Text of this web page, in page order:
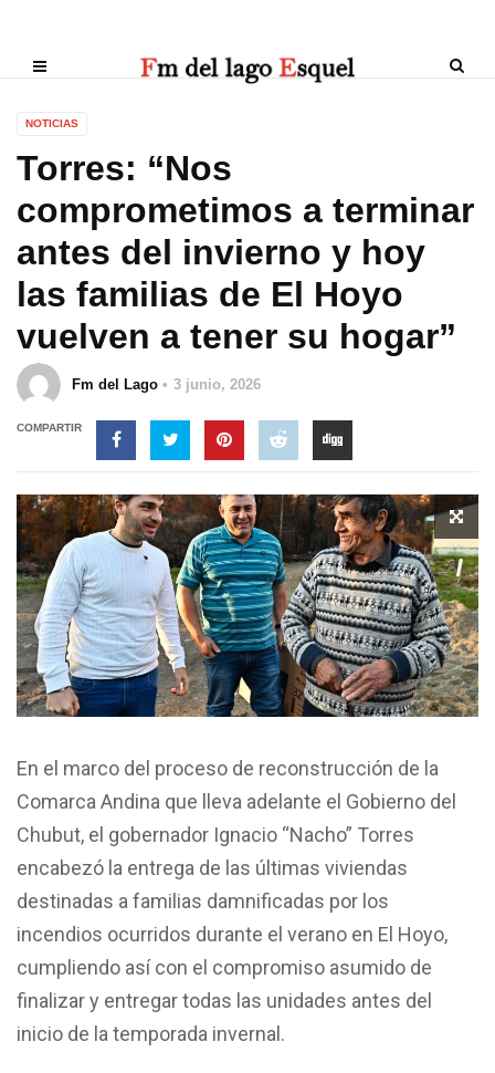
NOTICIAS
Torres: “Nos
comprometimos a terminar
antes del invierno y hoy
las familias de El Hoyo
vuelven a tener su hogar”
Fm del Lago 3 junio, 2026
COMPARTIR
En el marco del proceso de reconstrucción de la
Comarca Andina que lleva adelante el Gobierno del
Chubut, el gobernador Ignacio “Nacho” Torres
encabezó la entrega de las últimas viviendas
destinadas a familias damnificadas por los
incendios ocurridos durante el verano en El Hoyo,
cumpliendo así con el compromiso asumido de
finalizar y entregar todas las unidades antes del
inicio de la temporada invernal.